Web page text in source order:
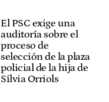
El PSC exige una
auditoría sobre el
proceso de
selección de la plaza
policial de la hija de
Sílvia Orriols